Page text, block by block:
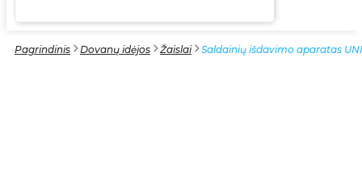
Pagrindinis Dovanų idėjos Žaislai Saldainių išdavimo aparatas